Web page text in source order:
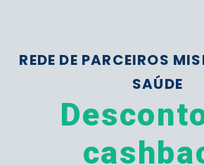
REDE DE PARCEIROS
SAÚDE